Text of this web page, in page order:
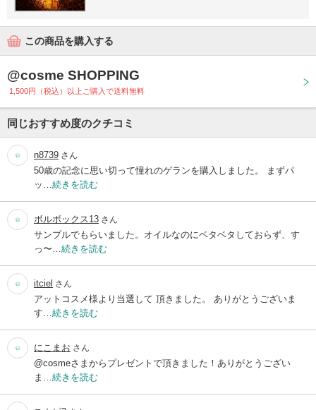
この商品を購入する
@cosme SHOPPING
1,500円（税込）以上ご購入で送料無料
同じおすすめ度のクチコミ
n8739 さん
50歳の記念に思い切って憧れのゲランを購入しました。 まずパ
ッ…続きを読む
ボルボックス13 さん
サンプルでもらいました。オイルなのにベタベタしておらず、す
っ〜…続きを読む
itciel さん
アットコスメ様より当選して 頂きました。 ありがとうございま
す…続きを読む
にこまお さん
@cosmeさまからプレゼントで頂きました！ありがとうござい
ま…続きを読む